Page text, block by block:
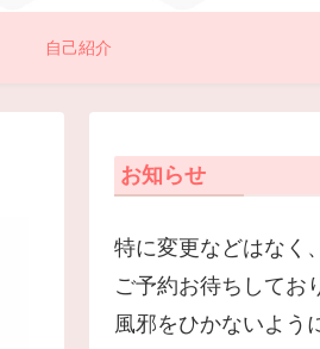
自己紹介
お知らせ
特に変更などはなく
ご予約お待ちしてお
風邪をひかないよう